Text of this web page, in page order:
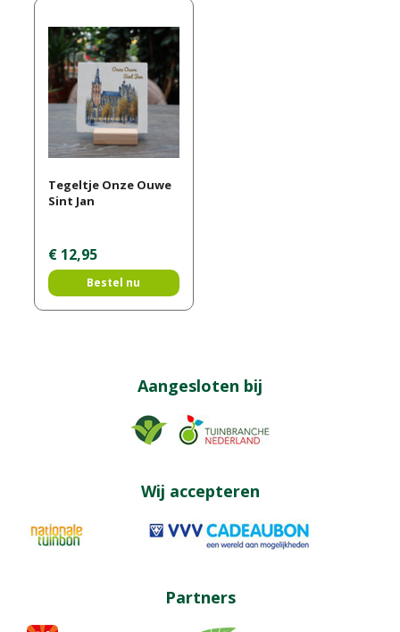
Tegeltje Onze Ouwe
Sint Jan
€ 12,95
Bestel nu
Aangesloten bij
Wij accepteren
Partners